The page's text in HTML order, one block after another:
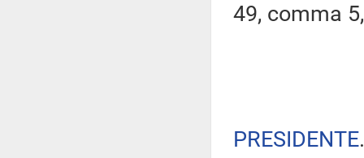
49, comma
PRESIDENTE